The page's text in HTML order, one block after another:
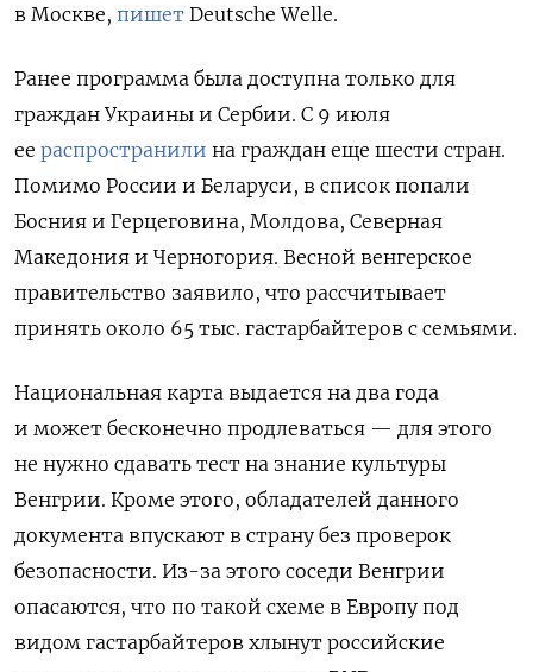
в Москве, пишет Deutsche Welle.
Ранее программа была доступна только для
граждан Украины и Сербии. С 9 июля
ее распространили на граждан еще шести стран.
Помимо России и Беларуси, в список попали
Босния и Герцеговина, Молдова, Северная
Македония и Черногория. Весной венгерское
правительство заявило, что рассчитывает
принять около 65 тыс. гастарбайтеров с семьями.
Национальная карта выдается на два года
и может бесконечно продлеваться — для этого
не нужно сдавать тест на знание культуры
Венгрии. Кроме этого, обладателей данного
документа впускают в страну без проверок
безопасности. Из-за этого соседи Венгрии
опасаются, что по такой схеме в Европу под
видом гастарбайтеров хлынут российские